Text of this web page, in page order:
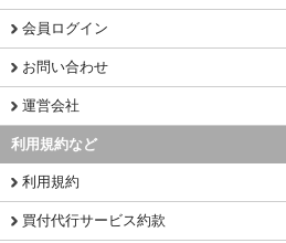
会員ログイン
お問い合わせ
運営会社
利用規約など
利用規約
買付代行サービス約款